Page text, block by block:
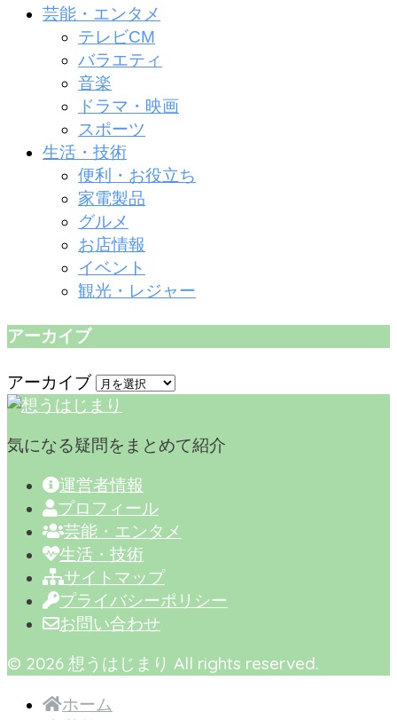
芸能・エンタメ
テレビCM
バラエティ
音楽
ドラマ・映画
スポーツ
生活・技術
便利・お役立ち
家電製品
グルメ
お店情報
イベント
観光・レジャー
アーカイブ
アーカイブ
気になる疑問をまとめて紹介
運営者情報
プロフィール
芸能・エンタメ
生活・技術
サイトマップ
プライバシーポリシー
お問い合わせ
© 2026 想うはじまり All rights reserved.
ホーム